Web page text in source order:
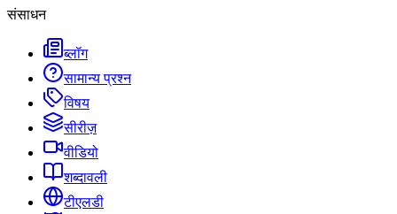
संसाधन
ब्लॉग
सामान्य प्रश्न
विषय
सीरीज़
वीडियो
शब्दावली
टीएलडी